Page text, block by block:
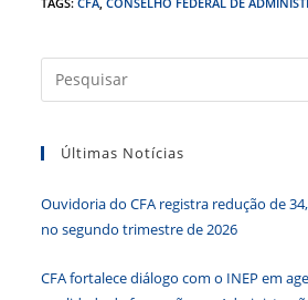
b
o
o
n p g
Últimas Notícias
Ouvidoria do CFA registra redução de
no segundo trimestre de 2026
CFA fortalece diálogo com o INEP em